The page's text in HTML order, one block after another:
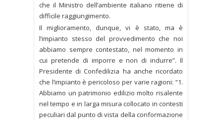
che il Ministro dell’ambiente italiano ritiene di
difficile raggiungimento.
Il miglioramento, dunque, vi è stato, ma è
l’impianto stesso del provvedimento che noi
abbiamo sempre contestato, nel momento in
cui pretende di imporre e non di indurre”. Il
Presidente di Confedilizia ha anche ricordato
che l’impianto è pericoloso per varie ragioni: “1.
Abbiamo un patrimonio edilizio molto risalente
nel tempo e in larga misura collocato in contesti
peculiari dal punto di vista della conformazione